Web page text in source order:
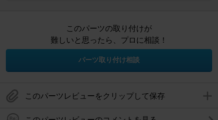
このパーツの取り付けが
難しいと思ったら、プロに相談！
パーツ取り付け相談
このパーツレビューをクリップして保存